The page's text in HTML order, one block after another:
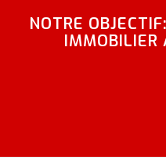
NOTRE
IMMOBILIER